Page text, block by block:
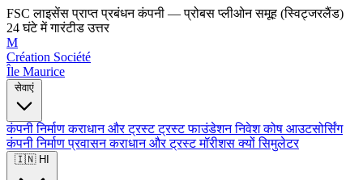
FSC लाइसेंस प्राप्त प्रबंधन कंपनी — प्रोबस प्लीओन समूह (स्विट्जरलैंड)
24 घंटे में गारंटीड उत्तर
M
Création Société
Île Maurice
कंपनी निर्माणकराधान और ट्रस्टट्रस्टफाउंडेशननिवेश कोष आउटसोर्सिंग
कंपनी निर्माणप्रवासनकराधान और ट्रस्टमॉरीशस क्योंसिमुलेटर